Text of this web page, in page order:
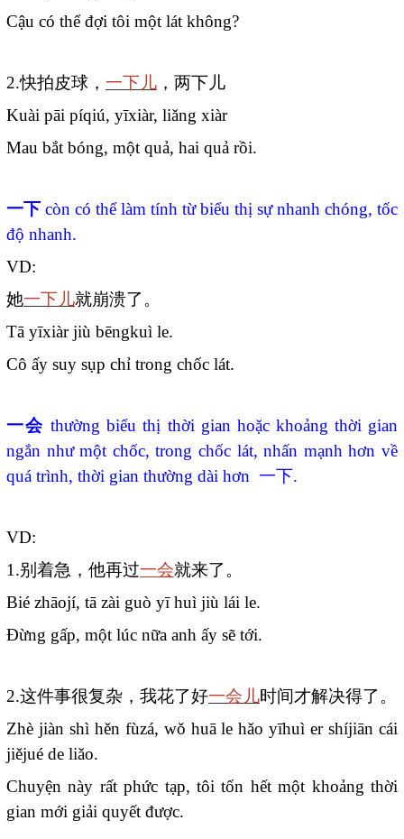
Cậu có thể đợi tôi một lát không?
2.快拍皮球， 一下儿 ，两下儿
Kuài pāi píqiú, yīxiàr, liǎng xiàr
Mau bắt bóng, một quả, hai quả rồi.
一下 còn có thể làm tính từ biểu thị sự nhanh chóng, tốc
độ nhanh.
VD:
她一下儿就崩溃了。
Tā yīxiàr jiù bēngkuì le.
Cô ấy suy sụp chỉ trong chốc lát.
一会thường biểu thị thời gian hoặc khoảng thời gian
ngắn như một chốc, trong chốc lát, nhấn mạnh hơn về
quá trình, thời gian thường dài hơn 一下.
VD:
1.别着急，他再过一会就来了。
Bié zhāojí, tā zài guò yī huì jiù lái le.
Đừng gấp, một lúc nữa anh ấy sẽ tới.
2.这件事很复杂，我花了好一会儿时间才解决得了。
Zhè jiàn shì hěn fùzá, wǒ huā le hǎo yīhuì er shíjiān cái
jiějué de liǎo.
Chuyện này rất phức tạp, tôi tốn hết một khoảng thời
gian mới giải quyết được.